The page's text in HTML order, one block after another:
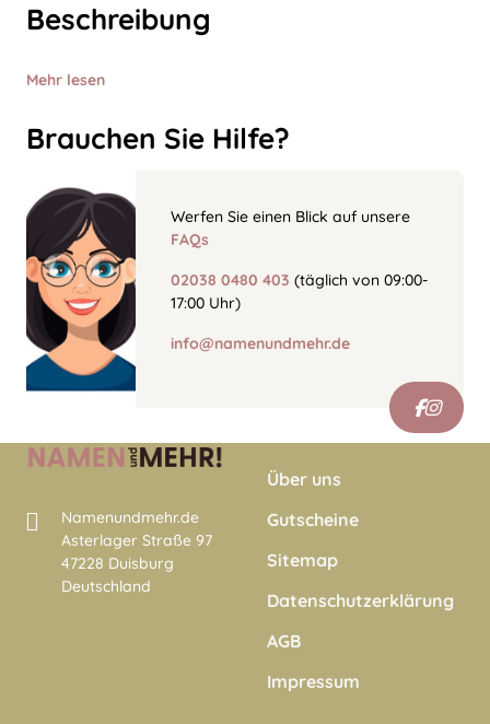
Beschreibung
Mehr lesen
Brauchen Sie Hilfe?
Werfen Sie einen Blick auf unsere
FAQs
02038 0480 403 (täglich von 09:00-
17:00 Uhr)
info@namenundmehr.de
Namenundmehr.de
Asterlager Straße 97
47228 Duisburg
Deutschland
Über uns
Gutscheine
Sitemap
Datenschutzerklärung
AGB
Impressum